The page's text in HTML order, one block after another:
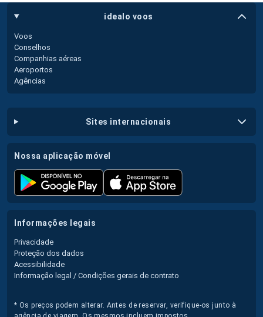
idealo voos
Voos
Conselhos
Companhias aéreas
Aeroportos
Agências
sites internacionais
nossa aplicação móvel
informações legais
Privacidade
Proteção dos dados
Acessibilidade
Informação legal / Condições gerais de contrato
* Os preços podem alterar. Antes de reservar, verifique-os junto à